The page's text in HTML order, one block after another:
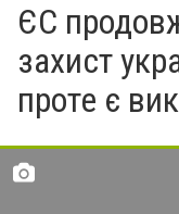
ЄС
захист
проте є